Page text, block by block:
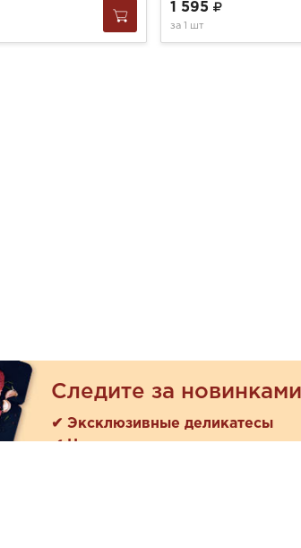
1 595
за 1 шт
Следите за
✔ Эксклюзивные деликатесы
✔ Новые поступления